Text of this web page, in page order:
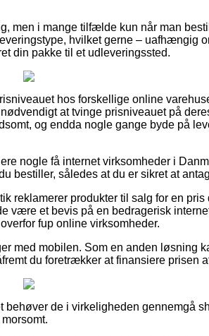
men i mange tilfælde kun når man
hvilket gerne – uafhængig
din pakke til et udleveringssted.
hos forskellige online
at tvinge prisniveauet på
og endda nogle gange byde på
nogle få internet virksomheder i
bestiller, således at du er sikret at
reklamerer produkter til salg for en pris
være et bevis på en bedragerisk
fup online virksomheder.
med mobilen. Som en anden løsning
du foretrækker at finansiere prisen
behøver de i virkeligheden gennemgå